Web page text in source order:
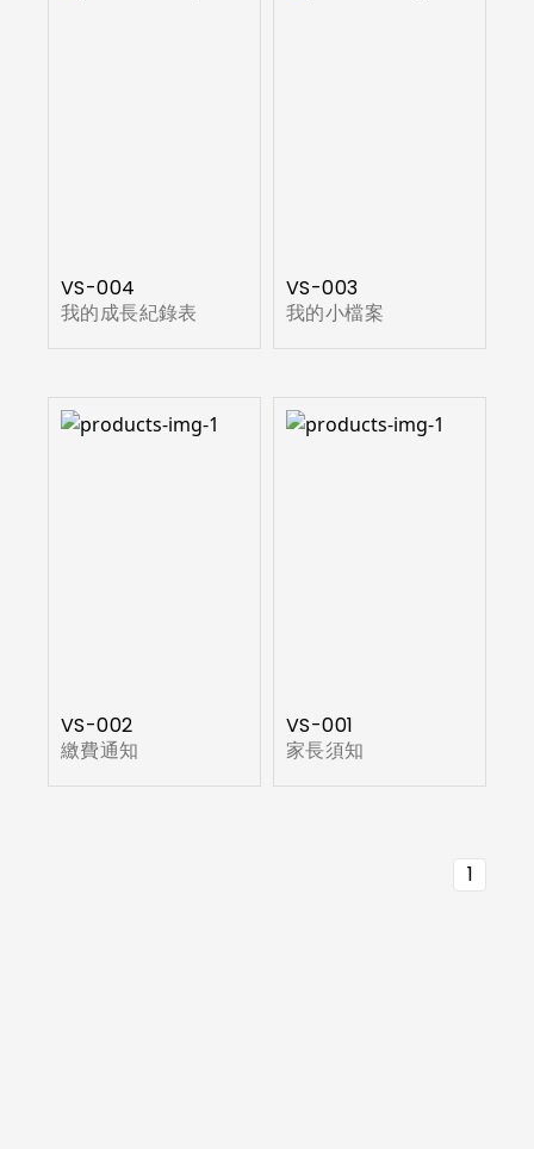
VS-004
我的成長紀錄表
VS-003
我的小檔案
VS-002
繳費通知
VS-001
家長須知
1